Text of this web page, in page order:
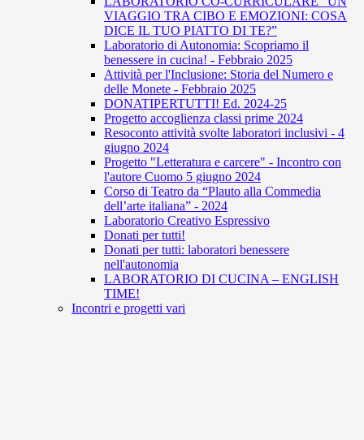
VIAGGIO TRA CIBO E EMOZIONI: COSA
DICE IL TUO PIATTO DI TE?”
Laboratorio di Autonomia: Scopriamo il
benessere in cucina! - Febbraio 2025
Attività per l'Inclusione: Storia del Numero e
delle Monete - Febbraio 2025
DONATIPERTUTTI! Ed. 2024-25
Progetto accoglienza classi prime 2024
Resoconto attività svolte laboratori inclusivi - 4
giugno 2024
Progetto "Letteratura e carcere" - Incontro con
l'autore Cuomo 5 giugno 2024
Corso di Teatro da “Plauto alla Commedia
dell’arte italiana” - 2024
Laboratorio Creativo Espressivo
Donati per tutti!
Donati per tutti: laboratori benessere
nell'autonomia
LABORATORIO DI CUCINA – ENGLISH
TIME!
Incontri e progetti vari